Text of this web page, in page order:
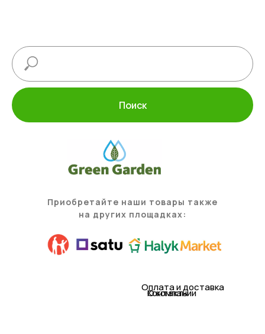
Поиск
Приобретайте наши товары также
на других площадках:
Оплата и доставка
Контакты
О компании